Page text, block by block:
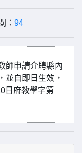
： 94
師申請介聘縣內
並自即日生效，
日府教學字第